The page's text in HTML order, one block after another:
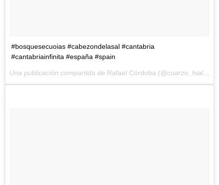
#bosquesecuoias #cabezondelasal #cantabria
#cantabriainfinita #españa #spain
Una publicación compartida de Rafael Córdoba (@cuarzo_hialino) el